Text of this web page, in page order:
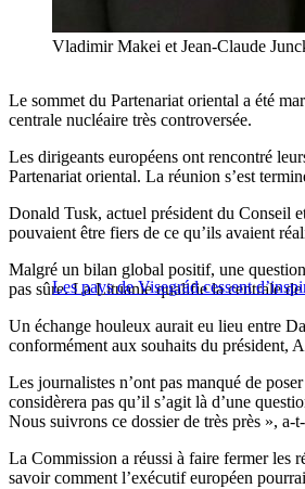
Vladimir Makei et Jean-Claude
Le sommet du Partenariat oriental a été
centrale nucléaire très controversée.
Les dirigeants européens ont rencontré
Partenariat oriental. La réunion s’est
Donald Tusk, actuel président du Conseil
pouvaient être fiers de ce qu’ils avaient
Les pays de Visegrád cessent
Malgré un bilan global positif, une
pas sûre. La Lituanie qualifie la centrale
Un échange houleux aurait eu lieu entre
conformément aux souhaits du président,
Les journalistes n’ont pas manqué de
considèrera pas qu’il s’agit là d’une
Nous suivrons ce dossier de très près », a-
La Commission a réussi à faire fermer les
savoir comment l’exécutif européen